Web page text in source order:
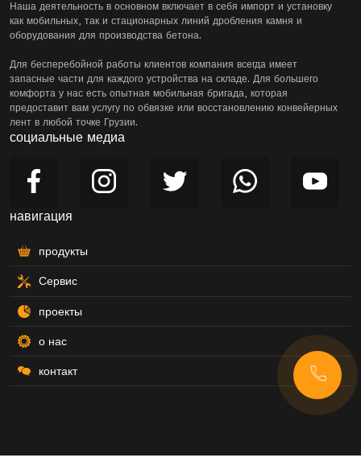
Наша деятельность в основном включает в себя импорт и установку
как мобильных, так и стационарных линий дробления камня и
оборудования для производства бетона.
Для бесперебойной работы клиентов компания всегда имеет
запасные части для каждого устройства на складе. Для большего
комфорта у нас есть опытная мобильная бригада, которая
предоставит вам услугу по обвязке или восстановлению конвейерных
лент в любой точке Грузии.
социальные медиа
навигация
продукты
Сервис
проекты
о нас
контакт